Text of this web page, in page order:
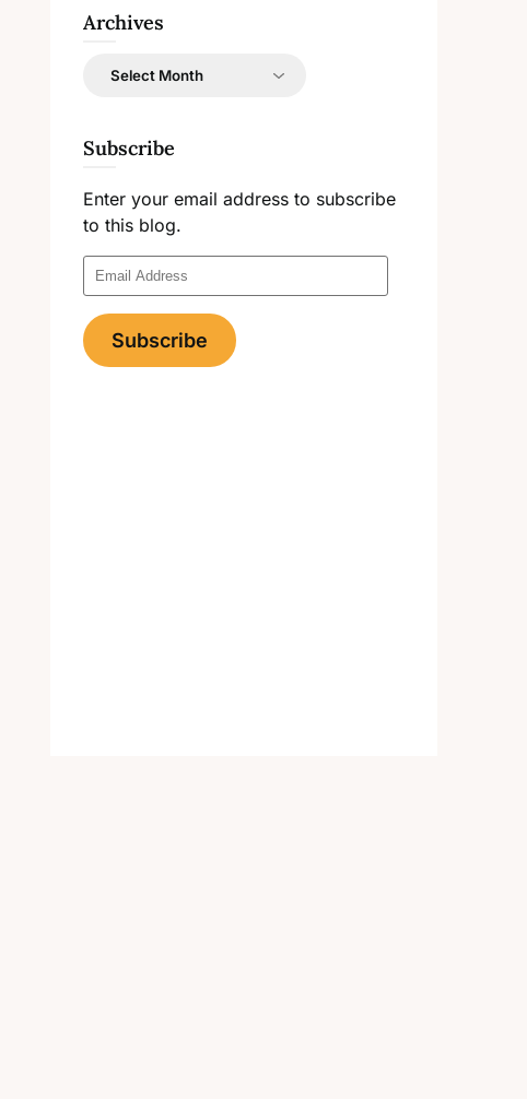
Archives
Archives
Subscribe
Enter your email address to subscribe
to this blog.
Email
Address
Subscribe